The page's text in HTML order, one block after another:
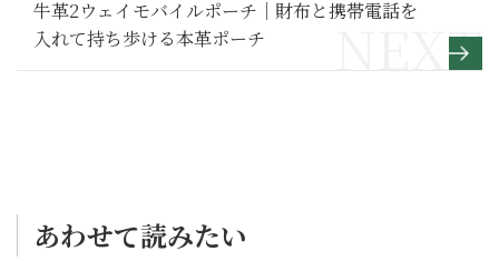
牛革2ウェイモバイルポーチ｜財布と携帯電話を
入れて持ち歩ける本革ポーチ
あわせて読みたい